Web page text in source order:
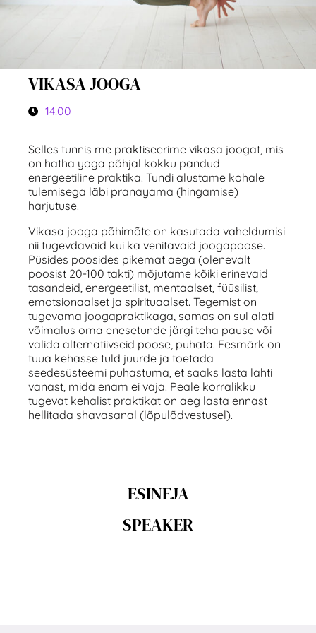
VIKASA JOOGA
14:00
Selles tunnis me praktiseerime vikasa joogat, mis
on hatha yoga põhjal kokku pandud
energeetiline praktika. Tundi alustame kohale
tulemisega läbi pranayama (hingamise)
harjutuse.
Vikasa jooga põhimõte on kasutada vaheldumisi
nii tugevdavaid kui ka venitavaid joogapoose.
Püsides poosides pikemat aega (olenevalt
poosist 20-100 takti) mõjutame kõiki erinevaid
tasandeid, energeetilist, mentaalset, füüsilist,
emotsionaalset ja spirituaalset. Tegemist on
tugevama joogapraktikaga, samas on sul alati
võimalus oma enesetunde järgi teha pause või
valida alternatiivseid poose, puhata. Eesmärk on
tuua kehasse tuld juurde ja toetada
seedesüsteemi puhastuma, et saaks lasta lahti
vanast, mida enam ei vaja. Peale korralikku
tugevat kehalist praktikat on aeg lasta ennast
hellitada shavasanal (lõpulõdvestusel).
ESINEJA
SPEAKER